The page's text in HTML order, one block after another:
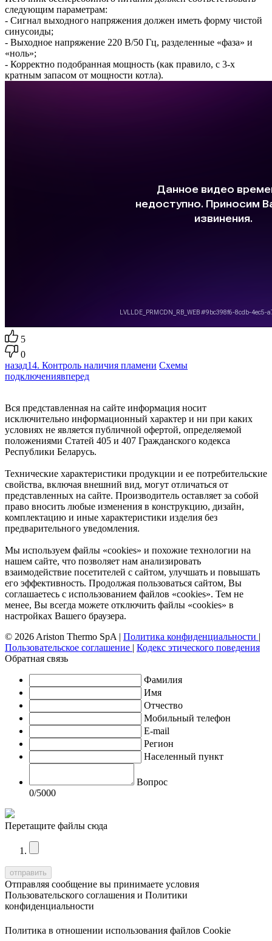
следующим параметрам:
- Сигнал выходного напряжения должен иметь форму чистой
синусоиды;
- Выходное напряжение 220 В/50 Гц, разделенные «фаза» и
«ноль»;
- Корректно подобранная мощность (как правило, с 3-х
кратным запасом от мощности котла).
5
0
назад14. Контроль наличия пламени Схемы
подключениявперед
Вся представленная на сайте информация носит
исключительно информационный характер и ни при каких
условиях не является публичной офертой, определяемой
положениями Статей 405 и 407 Гражданского кодекса
Республики Беларусь.
Технические характеристики продукции и ее потребительские
свойства, включая внешний вид, могут отличаться от
представленных на сайте. Производитель оставляет за собой
право вносить любые изменения в конструкцию, дизайн,
комплектацию и иные характеристики изделия без
предварительного уведомления.
Мы используем файлы «cookies» и похожие технологии на
нашем сайте, что позволяет нам анализировать
взаимодействие посетителей с сайтом, улучшать и повышать
его эффективность. Продолжая пользоваться сайтом, Вы
соглашаетесь с использованием файлов «cookies». Тем не
менее, Вы всегда можете отключить файлы «cookies» в
настройках Вашего браузера.
© 2026 Ariston Thermo SpA | Политика конфиденциальности |
Пользовательское соглашение | Кодекс этического поведения
Обратная связь
Фамилия
Имя
Отчество
Мобильный телефон
E-mail
Регион
Населенный пункт
Вопрос
0/5000
Перетащите файлы сюда
Отправляя сообщение вы принимаете условия
Пользовательского соглашения и Политики
конфиденциальности
Политика в отношении использования файлов Cookie